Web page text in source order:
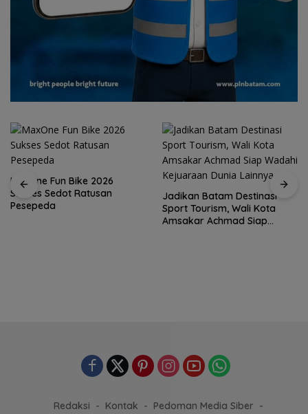
MaxOne Fun Bike 2026
Sukses Sedot Ratusan
Pesepeda
Jadikan Batam Destinasi
Sport Tourism, Wali Kota
Amsakar Achmad Siap
Redaksi Kontak Pedoman Media Siber